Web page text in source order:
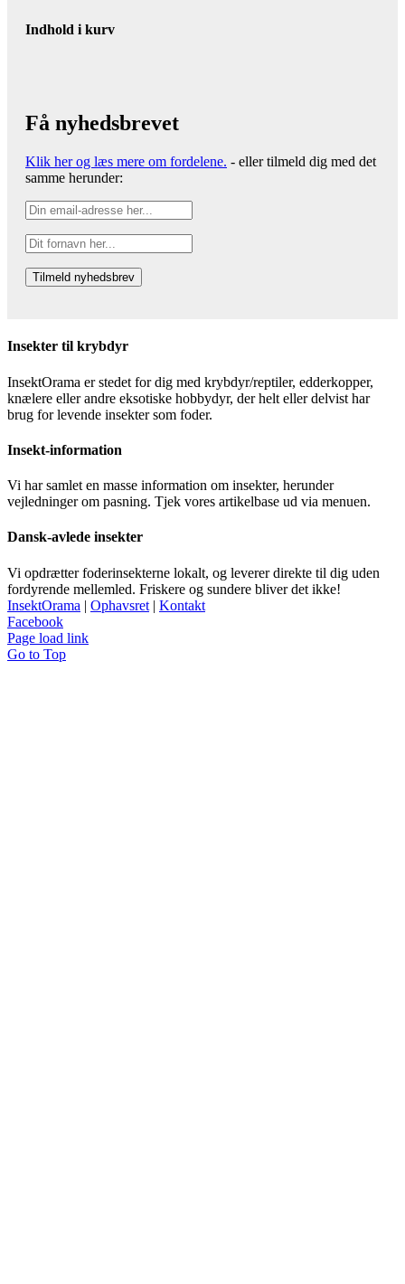
Indhold i kurv
Få nyhedsbrevet
Klik her og læs mere om fordelene. - eller tilmeld dig med det
samme herunder:
Insekter til krybdyr
InsektOrama er stedet for dig med krybdyr/reptiler, edderkopper,
knælere eller andre eksotiske hobbydyr, der helt eller delvist har
brug for levende insekter som foder.
Insekt-information
Vi har samlet en masse information om insekter, herunder
vejledninger om pasning. Tjek vores artikelbase ud via menuen.
Dansk-avlede insekter
Vi opdrætter foderinsekterne lokalt, og leverer direkte til dig uden
fordyrende mellemled. Friskere og sundere bliver det ikke!
InsektOrama | Ophavsret | Kontakt
Facebook
Page load link
Go to Top